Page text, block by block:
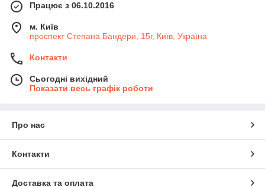
Працює з 06.10.2016
м. Київ
проспект Степана Бандери, 15г, Київ, Україна
Контакти
Сьогодні вихідний
Показати весь графік роботи
Про нас
Контакти
Доставка та оплата